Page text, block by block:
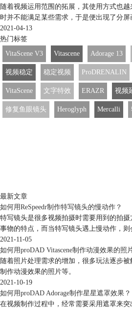
随着视频运用范围的拓展，其使用方式也
时并不能满足某些需求，于是便出现了分屏
2021-04-13
热门标签
VitaScene V3
Vitascene Adorage 13
视频稳定 稳定视频 ProDRENALIN
VitaScene 文字特效 ERAZR 视频
修复鱼眼镜头 Heroglyph Mercalli
最新文章
如何用ReSpeedr制作特写镜头的慢动作？
特写镜头是很多视频拍摄时需要用到的拍
事物的特点，而当特写镜头遇上慢动作，则
2021-11-05
如何用proDAD Vitascene制作动漫效果的照
随着照片处理需求的增加，很多玩法逐步被
制作动漫效果的照片等。
2021-10-19
如何用proDAD Adorage制作星星遮罩效果？
在视频制作过程中，经常需要采用遮罩来